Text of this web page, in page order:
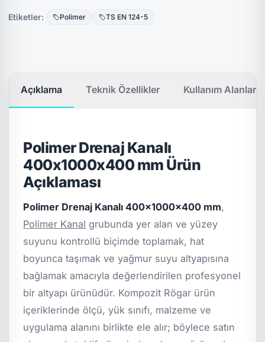
Etiketler: Polimer TS EN 124-5
Açıklama Teknik Özellikler Kullanım Alanları
Polimer Drenaj Kanalı
400x1000x400 mm Ürün
Açıklaması
Polimer Drenaj Kanalı 400x1000x400 mm,
Polimer Kanal grubunda yer alan ve yüzey
suyunu kontrollü biçimde toplamak, hat
boyunca taşımak ve yağmur suyu altyapısına
bağlamak amacıyla değerlendirilen profesyonel
bir altyapı ürünüdür. Kompozit Rögar ürün
içeriklerinde ölçü, yük sınıfı, malzeme ve
uygulama alanını birlikte ele alır; böylece satın